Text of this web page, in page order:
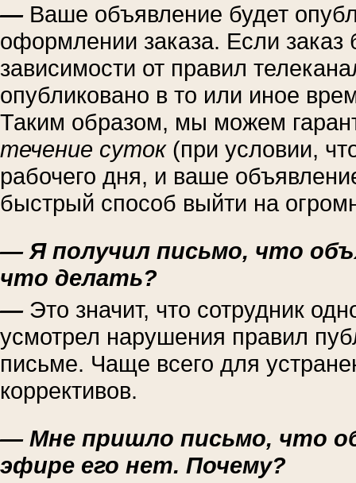
— Ваше объявление будет
оформлении заказа. Если
зависимости от правил
опубликовано в то или иное
Таким образом, мы можем
течение суток(при условии,
рабочего дня, и ваше
быстрый способ выйти на
— Я получил письмо, что
что делать?
— Это значит, что сотрудник
усмотрел нарушения правил
письме. Чаще всего для
коррективов.
— Мне пришло письмо, что
эфире его нет. Почему?